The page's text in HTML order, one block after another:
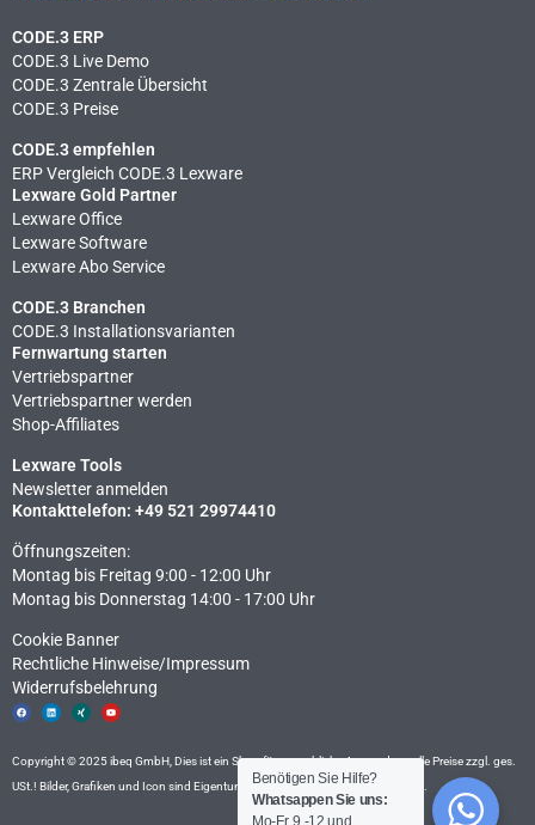
CODE.3 ERP
CODE.3 Live Demo
CODE.3 Zentrale Übersicht
CODE.3 Preise
CODE.3 empfehlen
ERP Vergleich CODE.3 Lexware
Lexware Gold Partner
Lexware Office
Lexware Software
Lexware Abo Service
CODE.3 Branchen
CODE.3 Installationsvarianten
Fernwartung starten
Vertriebspartner
Vertriebspartner werden
Shop-Affiliates
Lexware Tools
Newsletter anmelden
Kontakttelefon: +49 521 29974410
Öffnungszeiten:
Montag bis Freitag 9:00 - 12:00 Uhr
Montag bis Donnerstag 14:00 - 17:00 Uhr
Cookie Banner
Rechtliche Hinweise​/Impressum
Widerrufsbelehrung
F
a
c
o
L
i
n
i
n
X
i
n
Y
o
u
e
Copyright © 2025 ibeq GmbH, Dies ist ein Shop für gewerbliche Anwender – alle Preise zzgl. ges.
USt.! Bilder, Grafiken und Icon sind Eigentum der ibeq GmbH, Fotolia und
Benötigen Sie Hilfe?
Whatsappen Sie uns:
Mo-Fr. 9 -12 und